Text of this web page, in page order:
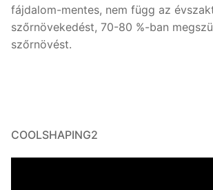
fájdalom-mentes, nem függ az
szőrnövekedést, 70-80 %-ban
szőrnövést.
COOLSHAPING2